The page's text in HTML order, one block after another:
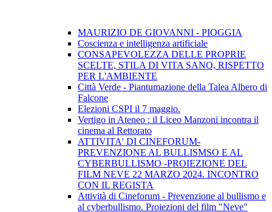
MAURIZIO DE GIOVANNI - PIOGGIA
Coscienza e intelligenza artificiale
CONSAPEVOLEZZA DELLE PROPRIE
SCELTE, STILA DI VITA SANO, RISPETTO
PER L'AMBIENTE
Città Verde - Piantumazione della Talea Albero di
Falcone
Elezioni CSPI il 7 maggio.
Vertigo in Ateneo : il Liceo Manzoni incontra il
cinema al Rettorato
ATTIVITA' DI CINEFORUM-
PREVENZIONE AL BULLISMSO E AL
CYBERBULLISMO -PROIEZIONE DEL
FILM NEVE 22 MARZO 2024. INCONTRO
CON IL REGISTA
Attività di Cineforum - Prevenzione al bullismo e
al cyberbullismo. Proiezioni del film "Neve"